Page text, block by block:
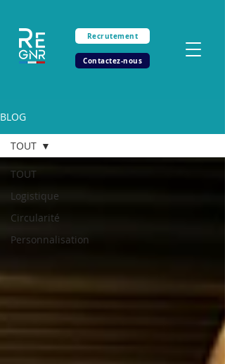
Recrutement
Contactez-nous
BLOG
TOUT
Logistique
Circularité
Personnalisation
TOUT